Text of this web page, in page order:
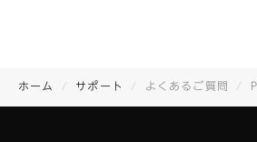
ホーム サポート よくあるご質問